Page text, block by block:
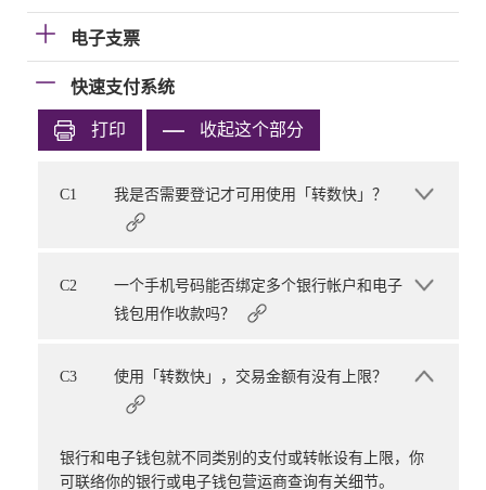
电子支票
快速支付系统
打印 收起这个部分
C1 我是否需要登记才可用使用「转数快」？
C2
一个手机号码能否绑定多个银行帐户和电子
钱包用作收款吗？
C3 使用「转数快」，交易金额有没有上限？
银行和电子钱包就不同类别的支付或转帐设有上限，你
可联络你的银行或电子钱包营运商查询有关细节。